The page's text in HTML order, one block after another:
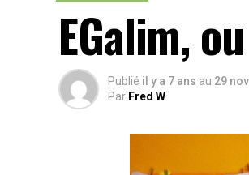
EGalim,
Publié il y a 7 ans au 29
Par Fred W